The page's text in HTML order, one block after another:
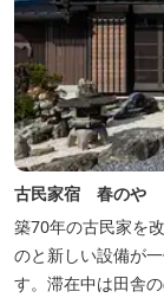
古民家宿 春のや
築70年の古民家を
のと新しい設備が
す。滞在中は田舎